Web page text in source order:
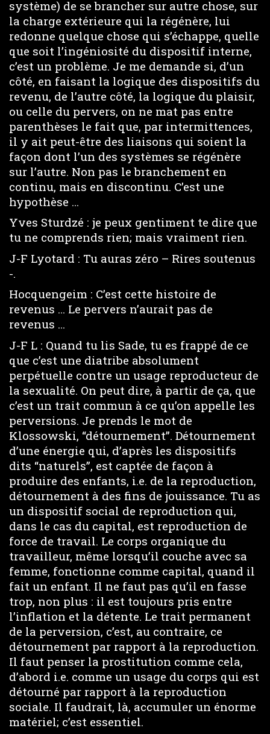
système) de se brancher sur autre chose, sur
la charge extérieure qui la régénère, lui
redonne quelque chose qui s’échappe, quelle
que soit l’ingéniosité du dispositif interne,
c’est un problème. Je me demande si, d’un
côté, en faisant la logique des dispositifs du
revenu, de l’autre côté, la logique du plaisir,
ou celle du pervers, on ne mat pas entre
parenthèses le fait que, par intermittences,
il y ait peut-être des liaisons qui soient la
façon dont l’un des systèmes se régénère
sur l’autre. Non pas le branchement en
continu, mais en discontinu. C’est une
hypothèse …
Yves Sturdzé : je peux gentiment te dire que
tu ne comprends rien; mais vraiment rien.
J-F Lyotard : Tu auras zéro – Rires soutenus
-.
Hocquengeim : C’est cette histoire de
revenus … Le pervers n’aurait pas de
revenus …
J-F L : Quand tu lis Sade, tu es frappé de ce
que c’est une diatribe absolument
perpétuelle contre un usage reproducteur de
la sexualité. On peut dire, à partir de ça, que
c’est un trait commun à ce qu’on appelle les
perversions. Je prends le mot de
Klossowski, “détournement”. Détournement
d’une énergie qui, d’après les dispositifs
dits “naturels”, est captée de façon à
produire des enfants, i.e. de la reproduction,
détournement à des fins de jouissance. Tu as
un dispositif social de reproduction qui,
dans le cas du capital, est reproduction de
force de travail. Le corps organique du
travailleur, même lorsqu’il couche avec sa
femme, fonctionne comme capital, quand il
fait un enfant. Il ne faut pas qu’il en fasse
trop, non plus : il est toujours pris entre
l’inflation et la détente. Le trait permanent
de la perversion, c’est, au contraire, ce
détournement par rapport à la reproduction.
Il faut penser la prostitution comme cela,
d’abord i.e. comme un usage du corps qui est
détourné par rapport à la reproduction
sociale. Il faudrait, là, accumuler un énorme
matériel; c’est essentiel.